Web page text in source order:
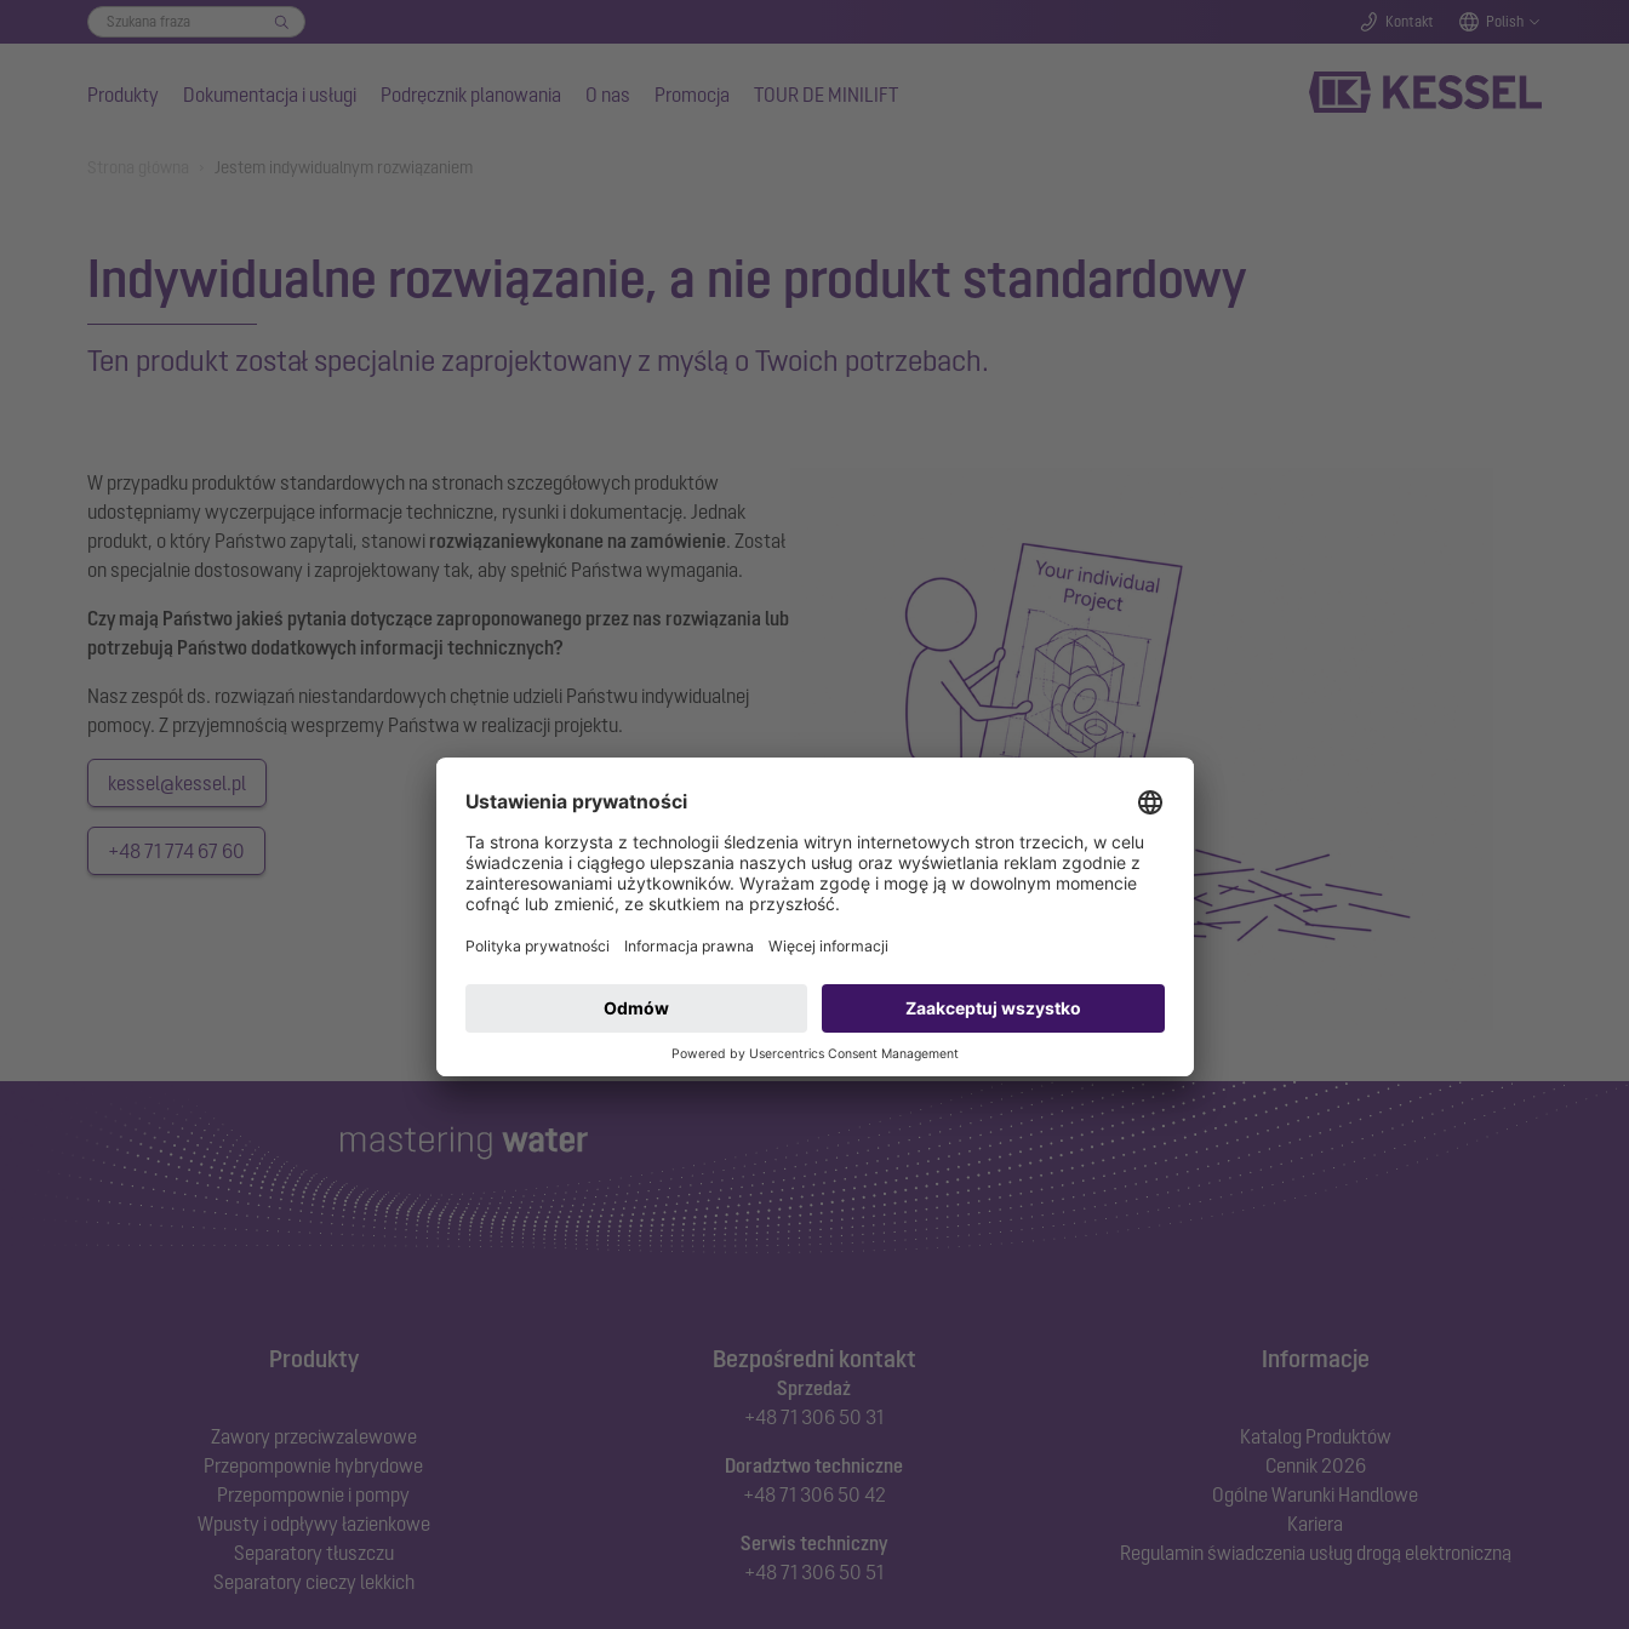
Kontakt Polish
Produkty Dokumentacja i usługi Podręcznik planowania O nas Promocja TOUR DE MINILIFT
Jestem indywidualnym rozwiązaniem
Indywidualne rozwiązanie, a nie produkt standardowy
Ten produkt został specjalnie zaprojektowany z myślą o Twoich potrzebach.
W przypadku produktów standardowych na stronach szczegółowych produktów
udostępniamy wyczerpujące informacje techniczne, rysunki i dokumentację. Jednak
produkt, o który Państwo zapytali, stanowi rozwiązaniewykonane na zamówienie. Został
on specjalnie dostosowany i zaprojektowany tak, aby spełnić Państwa wymagania.
Czy mają Państwo jakieś pytania dotyczące zaproponowanego przez nas rozwiązania lub
potrzebują Państwo dodatkowych informacji technicznych?
Nasz zespół ds. rozwiązań niestandardowych chętnie udzieli Państwu indywidualnej
pomocy. Z przyjemnością wesprzemy Państwa w realizacji projektu.
kessel@kessel.pl
+48 71 774 67 60
Produkty
Zawory przeciwzalewowe
Przepompownie hybrydowe
Przepompownie i pompy
Wpusty i odpływy łazienkowe
Separatory tłuszczu
Separatory cieczy lekkich
Bezpośredni kontakt
Sprzedaż
+48 71 306 50 31
Doradztwo techniczne
+48 71 306 50 42
Serwis techniczny
+48 71 306 50 51
Informacje
Katalog Produktów
Cennik 2026
Ogólne Warunki Handlowe
Kariera
Regulamin świadczenia usług drogą elektroniczną